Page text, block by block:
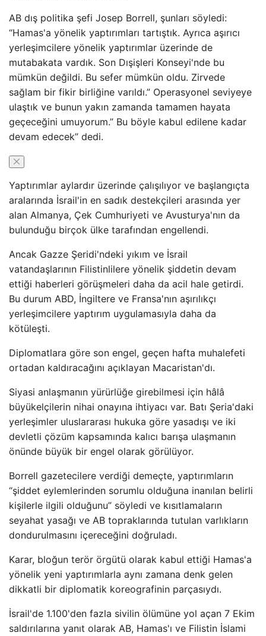
AB dış politika şefi Josep Borrell, şunları söyledi:
“Hamas'a yönelik yaptırımları tartıştık. Ayrıca aşırıcı
yerleşimcilere yönelik yaptırımlar üzerinde de
mutabakata vardık. Son Dışişleri Konseyi'nde bu
mümkün değildi. Bu sefer mümkün oldu. Zirvede
sağlam bir fikir birliğine varıldı.” Operasyonel seviyeye
ulaştık ve bunun yakın zamanda tamamen hayata
geçeceğini umuyorum.” Bu böyle kabul edilene kadar
devam edecek” dedi.
Yaptırımlar aylardır üzerinde çalışılıyor ve başlangıçta
aralarında İsrail'in en sadık destekçileri arasında yer
alan Almanya, Çek Cumhuriyeti ve Avusturya'nın da
bulunduğu birçok ülke tarafından engellendi.
Ancak Gazze Şeridi'ndeki yıkım ve İsrail
vatandaşlarının Filistinlilere yönelik şiddetin devam
ettiği haberleri görüşmeleri daha da acil hale getirdi.
Bu durum ABD, İngiltere ve Fransa'nın aşırılıkçı
yerleşimcilere yaptırım uygulamasıyla daha da
kötüleşti.
Diplomatlara göre son engel, geçen hafta muhalefeti
ortadan kaldıracağını açıklayan Macaristan'dı.
Siyasi anlaşmanın yürürlüğe girebilmesi için hâlâ
büyükelçilerin nihai onayına ihtiyacı var. Batı Şeria'daki
yerleşimler uluslararası hukuka göre yasadışı ve iki
devletli çözüm kapsamında kalıcı barışa ulaşmanın
önünde büyük bir engel olarak görülüyor.
Borrell gazetecilere verdiği demeçte, yaptırımların
“şiddet eylemlerinden sorumlu olduğuna inanılan belirli
kişilerle ilgili olduğunu” söyledi ve kısıtlamaların
seyahat yasağı ve AB topraklarında tutulan varlıkların
dondurulmasını içereceğini doğruladı.
Karar, bloğun terör örgütü olarak kabul ettiği Hamas'a
yönelik yeni yaptırımlarla aynı zamana denk gelen
dikkatli bir diplomatik koreografinin parçasıydı.
İsrail'de 1.100'den fazla sivilin ölümüne yol açan 7 Ekim
saldırılarına yanıt olarak AB, Hamas'ı ve Filistin İslami